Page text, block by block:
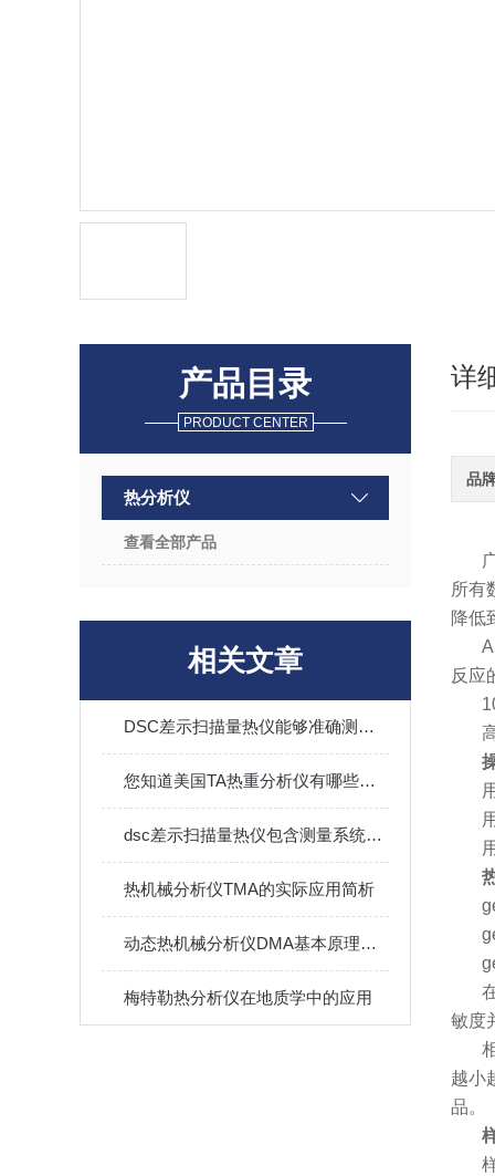
产品目录
PRODUCT CENTER
热分析仪
查看全部产品
相关文章
DSC差示扫描量热仪能够准确测量微小的热量变化
您知道美国TA热重分析仪有哪些优势吗？
dsc差示扫描量热仪包含测量系统和记录系统两部分
热机械分析仪TMA的实际应用简析
动态热机械分析仪DMA基本原理及应用
梅特勒热分析仪在地质学中的应用
详
品
所有
降低
反应
敏度
越小
品。